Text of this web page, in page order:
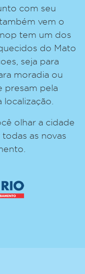
com seu
vem o
tem um dos
do Mato
seja para
moradia ou
presam pela
olhar a cidade
as novas